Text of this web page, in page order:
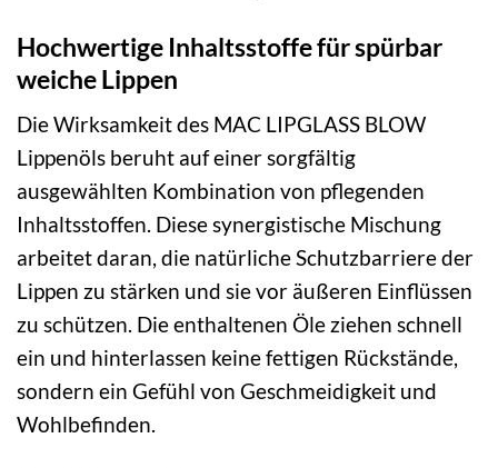
Hochwertige Inhaltsstoffe für spürbar
weiche Lippen
Die Wirksamkeit des MAC LIPGLASS BLOW
Lippenöls beruht auf einer sorgfältig
ausgewählten Kombination von pflegenden
Inhaltsstoffen. Diese synergistische Mischung
arbeitet daran, die natürliche Schutzbarriere der
Lippen zu stärken und sie vor äußeren Einflüssen
zu schützen. Die enthaltenen Öle ziehen schnell
ein und hinterlassen keine fettigen Rückstände,
sondern ein Gefühl von Geschmeidigkeit und
Wohlbefinden.